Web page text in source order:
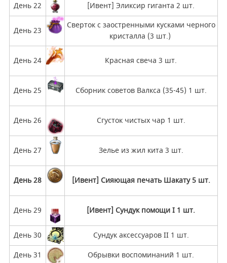
День 22 [Ивент] Эликсир гиганта 2 шт.
День 23
Сверток с заостренными кусками черного
кристалла (3 шт.)
День 24 Красная свеча 3 шт.
День 25 Сборник советов Валкса (35-45) 1 шт.
День 26 Сгусток чистых чар 1 шт.
День 27 Зелье из жил кита 3 шт.
День 28 [Ивент] Сияющая печать Шакату 5 шт.
День 29 [Ивент] Сундук помощи I 1 шт.
День 30
Сундук аксессуаров II 1 шт.
День 31
Обрывки воспоминаний 1 шт.